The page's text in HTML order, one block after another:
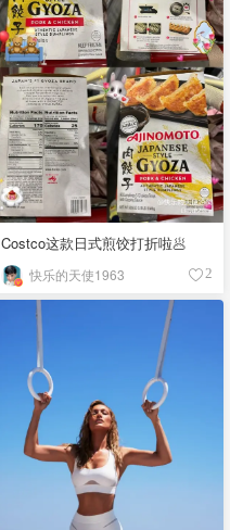
Costco这款日式煎饺打折啦🥟
快乐的天使1963 2